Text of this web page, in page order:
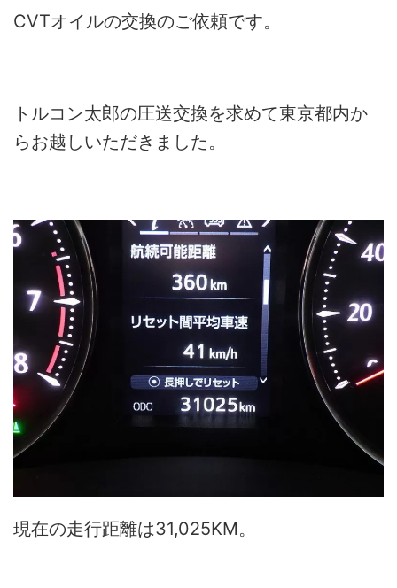
CVTオイルの交換のご依頼です。
トルコン太郎の圧送交換を求めて東京都内か
らお越しいただきました。
現在の走行距離は31,025KM。